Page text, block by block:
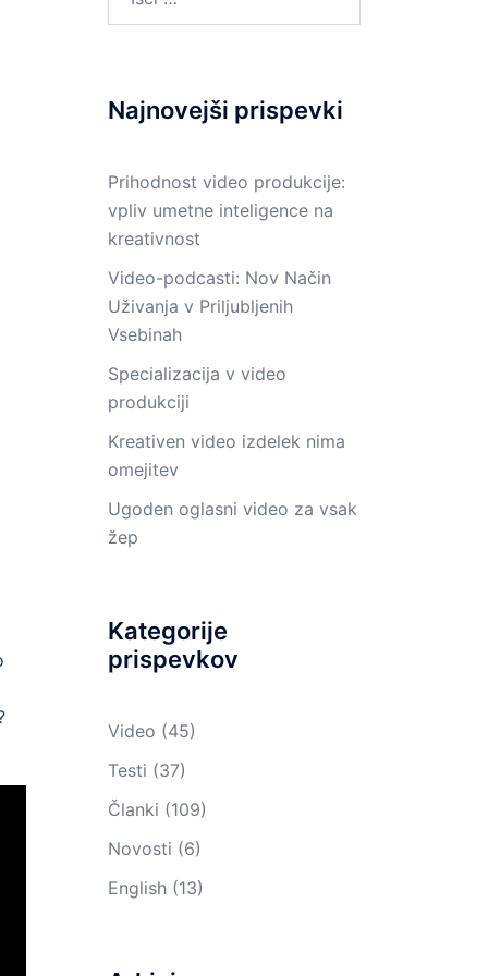
Najnovejši prispevki
Prihodnost video produkcije:
vpliv umetne inteligence na
kreativnost
Video-podcasti: Nov Način
Uživanja v Priljubljenih
Vsebinah
Specializacija v video
produkciji
Kreativen video izdelek nima
omejitev
Ugoden oglasni video za vsak
žep
Kategorije
prispevkov
Video (45)
Testi (37)
Članki (109)
Novosti (6)
English(13)